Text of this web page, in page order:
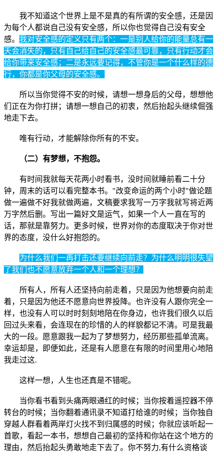
我不知道这个世界上是不是真的有所谓的安全感，还是因
为每个人都说自己没有安全感，所以你也觉得自己没有安全
感。 我对安全感的定义只有两个：一是别人给你的能量总有一
天会消失的，只有自己给自己的安全感最可靠，只有行动才会
给你带来安全感；二是永远要记得，不管你是一个什么样的德
行，你都是你父母的安全感。
所以当你觉得不安的时候，请想一想身后的父母，想想他
们正在为你打拼；请想一想自己的初衷，然后抬起头继续倔强
地走下去。
唯有行动，才能解除你所有的不安。
（二）有梦想，不抱怨。
有时间我就每天花两小时看书，没时间就睡前看二十分
钟，周末的话可以看完整本书。"改变命运的两个小时"做论题
做一遍做不好我就做两遍，文稿要求我写一万字我就写将近两
万字然后删。写出一篇好文是运气，如果一个人一直在写的
话，那就是靠努力。更多时候，世界对你的态度取决于你对世
界的态度，没什么好抱怨的。
为什么我们一再打击还要继续向前走？为什么明明很失望
了我们也不愿意放弃一个人和一个理想？
所有人，所有人还坚持向前走着，只是因为他想要向前走
着，只是因为他还不愿意向世界投降。也许没有人跟你完全一
样，也没有人可以时时刻刻地陪在你身边，也许我们很久以后
回过头来看，会连现在的珍惜的人的样貌都记不清。可是我最
大的一段。愿意跟我一起为了梦想努力，经历那些孤单流离。
幸运却是，即便如此，还是有人愿意在有限的时间里用心地陪
我走过这.
这样一想，人生也还真是不错呢。
当你看书看到头痛两眼通红的时候；当你按着遥控器不停
转台的时候；当你翻着通讯录不知道打给谁的时候；当你独自
穿越人群看着两岸灯火找不到归属感的时候；你就应该听起一
首歌，看起一本书，想想自己最初的坚持和你站在这个地方的
理由，然后抬起头勇敢地走下去了。你不努力,有什么资格谈